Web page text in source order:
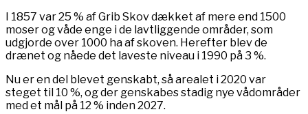
I 1857 var 25 % af Grib Skov dækket af mere end 1500
moser og våde enge i de lavtliggende områder, som
udgjorde over 1000 ha af skoven. Herefter blev de
drænet og nåede det laveste niveau i 1990 på 3 %.
Nu er en del blevet genskabt, så arealet i 2020 var
steget til 10 %, og der genskabes stadig nye vådområder
med et mål på 12 % inden 2027.